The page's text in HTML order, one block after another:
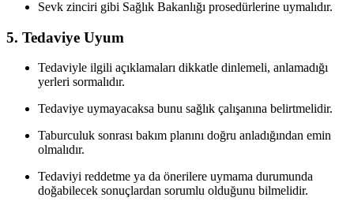
Sevk zinciri gibi Sağlık Bakanlığı prosedürlerine uymalıdır.
5. Tedaviye Uyum
Tedaviyle ilgili açıklamaları dikkatle dinlemeli, anlamadığı
yerleri sormalıdır.
Tedaviye uymayacaksa bunu sağlık çalışanına belirtmelidir.
Taburculuk sonrası bakım planını doğru anladığından emin
olmalıdır.
Tedaviyi reddetme ya da önerilere uymama durumunda
doğabilecek sonuçlardan sorumlu olduğunu bilmelidir.